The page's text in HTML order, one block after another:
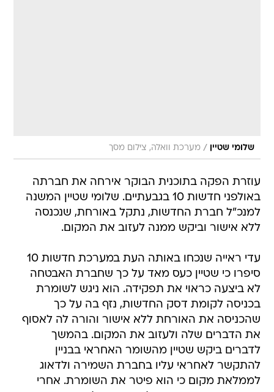
שלומי שטיין / מערכת וואלה, צילום מסך
עוזרת הפקה בתוכנית הבוקר אירחה את חברתה
באולפני חדשות 10 בגבעתיים. שלומי שטיין המשנה
למנכ"ל חברת החדשות, נתקל באורחת, שנכנסה
ללא אישור וביקש ממנה לעזוב את המקום.
עדי ראייה שנכחו באותה העת במערכת חדשות 10
סיפרו כי שטיין כעס מאד על כך שחברת האבטחה
לא ביצעה כראוי את תפקידה. הוא ניגש לשומרת
בכניסה לקומת דסק החדשות, נזף בה על כך
שהכניסה את האורחת ללא אישור והורה לה לאסוף
את הדברים שלה ולעזוב את המקום. בהמשך
לדברים ביקש שטיין מהשומר האחראי בבניין
להתקשר לאחראי עליו בחברת השמירה ולדאוג
לממלאת מקום כי הוא פיטר את השומרת. אחרי